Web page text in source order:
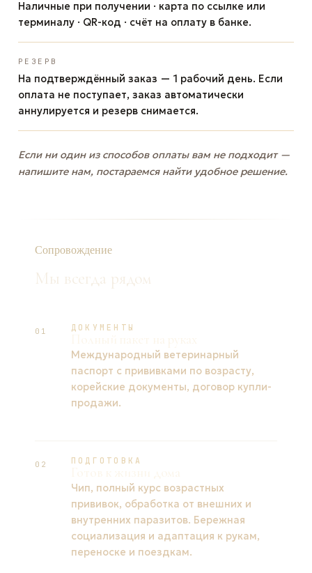
Наличные при получении · карта по ссылке или
терминалу · QR-код · счёт на оплату в банке.
РЕЗЕРВ
На подтверждённый заказ — 1 рабочий день. Если
оплата не поступает, заказ автоматически
аннулируется и резерв снимается.
Если ни один из способов оплаты вам не подходит —
напишите нам, постараемся найти удобное решение.
Сопровождение
Мы всегда рядом
01 ДОКУМЕНТЫ
Международный ветеринарный
паспорт с прививками по возрасту,
корейские документы, договор купли-
продажи.
02 ПОДГОТОВКА
Чип, полный курс возрастных
прививок, обработка от внешних и
внутренних паразитов. Бережная
социализация и адаптация к рукам,
переноске и поездкам.